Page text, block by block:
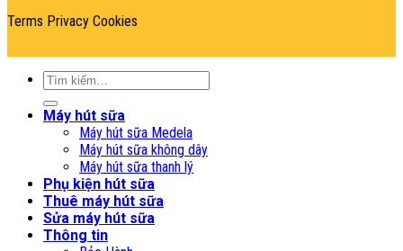
Terms Privacy Cookies
Tìm
kiếm:
Máy hút sữa
Máy hút sữa Medela
Máy hút sữa không dây
Máy hút sữa thanh lý
Phụ kiện hút sữa
Thuê máy hút sữa
Sửa máy hút sữa
Thông tin